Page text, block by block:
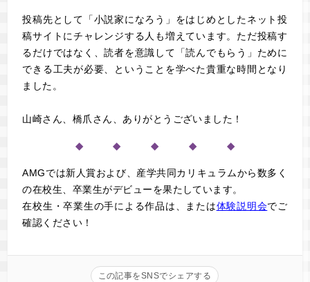
投稿先として「小説家になろう」をはじめとしたネット投
稿サイトにチャレンジする人も増えています。ただ投稿す
るだけではなく、読者を意識して「読んでもらう」ために
できる工夫が必要、ということを学べた貴重な時間となり
ました。
山崎さん、橋爪さん、ありがとうございました！
◆ ◆ ◆ ◆ ◆
AMGでは新人賞および、産学共同カリキュラムから数多く
の在校生、卒業生がデビューを果たしています。
在校生・卒業生の手による作品は
、または体験説明会でご
確認ください！
この記事をSNSでシェアする